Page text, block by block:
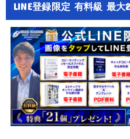
LINE登録限定 有料級 最大